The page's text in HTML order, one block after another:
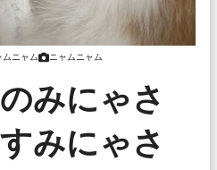
ムニャム ニャムニャム
みにゃさ
みにゃさ